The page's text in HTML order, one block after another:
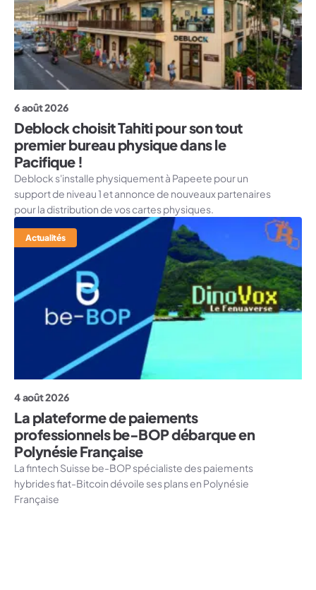
6 août 2026
Deblock choisit Tahiti pour son tout
premier bureau physique dans le
Pacifique !
Deblock s'installe physiquement à Papeete pour un
support de niveau 1 et annonce de nouveaux partenaires
pour la distribution de vos cartes physiques.
Actualités
4 août 2026
La plateforme de paiements
professionnels be-BOP débarque en
Polynésie Française
La fintech Suisse be-BOP spécialiste des paiements
hybrides fiat-Bitcoin dévoile ses plans en Polynésie
Française